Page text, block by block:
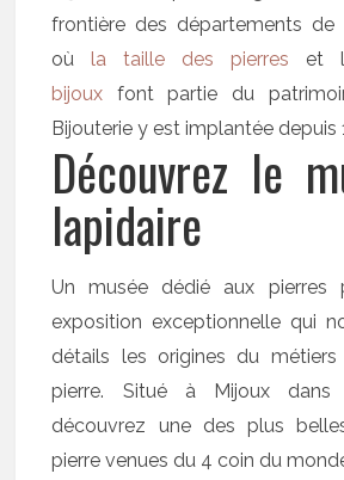
frontière des départements de
où la taille des pierres et
bijoux font partie du
Bijouterie y est implantée depuis
Découvrez le
lapidaire
Un musée dédié aux pierres
exposition exceptionnelle qui
détails les origines du
pierre. Situé à Mijoux
découvrez une des plus
pierre venues du 4 coin du